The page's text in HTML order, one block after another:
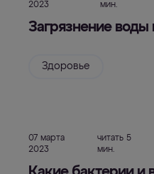
2023
мин.
Загрязнение
Здоровье
07 марта
2023
читать 5
мин.